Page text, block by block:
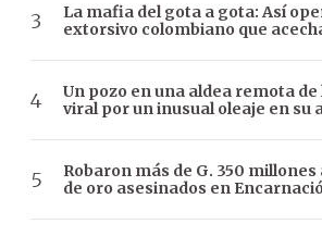
La mafia del gota a gota: Así
extorsivo colombiano que
Un pozo en una aldea remota
viral por un inusual oleaje en su
Robaron más de G. 350
de oro asesinados en